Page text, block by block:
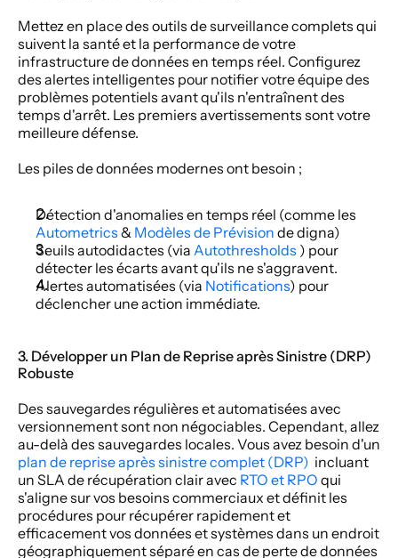
Mettez en place des outils de surveillance complets qui
suivent la santé et la performance de votre
infrastructure de données en temps réel. Configurez
des alertes intelligentes pour notifier votre équipe des
problèmes potentiels avant qu'ils n'entraînent des
temps d'arrêt. Les premiers avertissements sont votre
meilleure défense.
Les piles de données modernes ont besoin ;
Autometrics & Modèles de Prévision de digna)
Seuils autodidactes (via Autothresholds ) pour
détecter les écarts avant qu'ils ne s'aggravent.
Alertes automatisées (via Notifications) pour
déclencher une action immédiate.
3. Développer un Plan de Reprise après Sinistre (DRP)
Robuste
Des sauvegardes régulières et automatisées avec
versionnement sont non négociables. Cependant, allez
plan de reprise après sinistre complet (DRP) incluant
un SLA de récupération clair avec RTO et RPO qui
s'aligne sur vos besoins commerciaux et définit les
procédures pour récupérer rapidement et
efficacement vos données et systèmes dans un endroit
géographiquement séparé en cas de perte de données